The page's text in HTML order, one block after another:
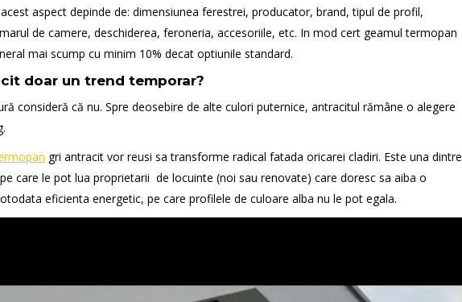
aspect depinde de: dimensiunea ferestrei, producator, brand, tipul de profil,
de camere, deschiderea, feroneria, accesoriile, etc. In mod cert geamul termopan
mai scump cu minim 10% decat optiunile standard.
doar un trend temporar?
consideră că nu. Spre deosebire de alte culori puternice, antracitul rămâne o alegere
gri antracit vor reusi sa transforme radical fatada oricarei cladiri. Este una dintre
care le pot lua proprietarii de locuinte (noi sau renovate) care doresc sa aiba o
eficienta energetic, pe care profilele de culoare alba nu le pot egala.